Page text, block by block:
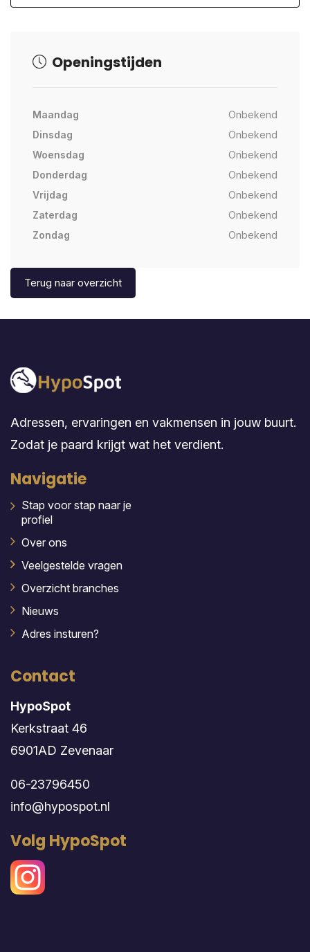
Openingstijden
Maandag
Onbekend
Dinsdag
Onbekend
Woensdag
Onbekend
Donderdag
Onbekend
Vrijdag
Onbekend
Zaterdag
Onbekend
Zondag
Onbekend
Terug naar overzicht
Adressen, ervaringen en vakmensen in jouw buurt.
Zodat je paard krijgt wat het verdient.
Navigatie
Stap voor stap naar je
profiel
Over ons
Veelgestelde vragen
Overzicht branches
Nieuws
Adres insturen?
Contact
HypoSpot
Kerkstraat 46
6901AD Zevenaar
06-23796450
info@hypospot.nl
Volg HypoSpot